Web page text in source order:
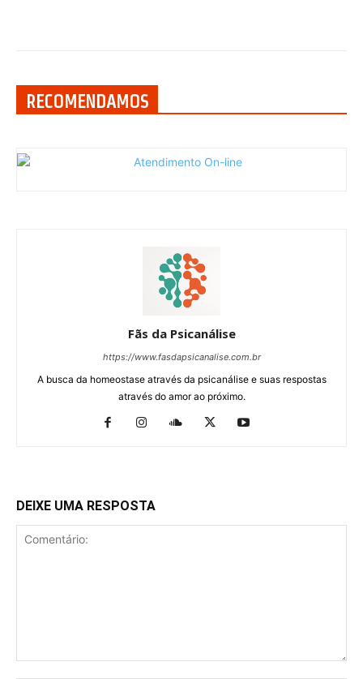
RECOMENDAMOS
Fãs da Psicanálise
https://www.fasdapsicanalise.com.br
A busca da homeostase através da psicanálise e suas respostas
através do amor ao próximo.
DEIXE UMA RESPOSTA